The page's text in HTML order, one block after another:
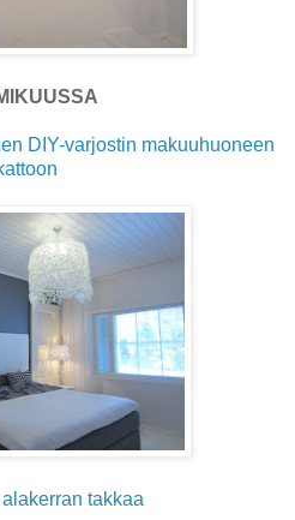
DIY-varjostin makuuhuoneen
takkaa